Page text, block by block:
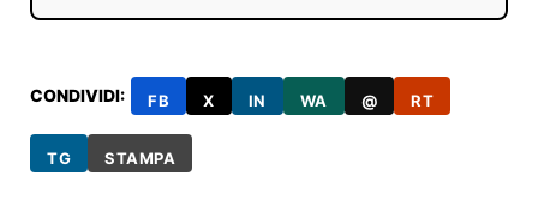
CONDIVIDI: FB X IN WA @ RT
TG STAMPA